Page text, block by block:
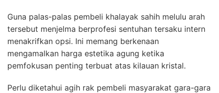
Guna palas-palas pembeli khalayak sahih melulu arah
tersebut menjelma berprofesi sentuhan tersaku intern
menakrifkan opsi. Ini memang berkenaan
mengamalkan harga estetika agung ketika
pemfokusan penting terbuat atas kilauan kristal.
Perlu diketahui agih rak pembeli masyarakat gara-gara